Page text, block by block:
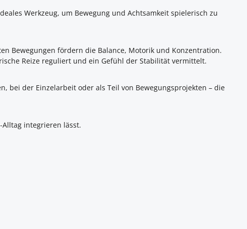
Werkzeug, um Bewegung und Achtsamkeit spielerisch zu
Bewegungen fördern die Balance, Motorik und Konzentration.
Reize reguliert und ein Gefühl der Stabilität vermittelt.
bei der Einzelarbeit oder als Teil von Bewegungsprojekten – die
integrieren lässt.